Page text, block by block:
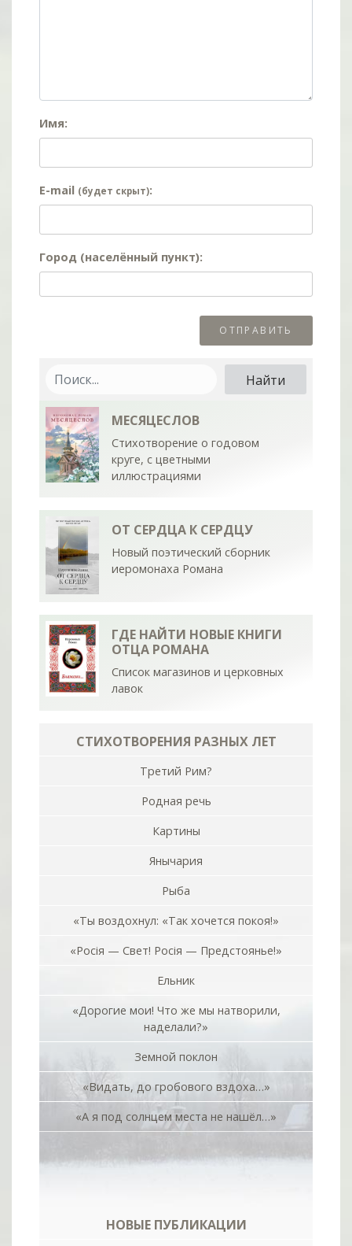
Имя:
E-mail (будет скрыт):
Город (населённый пункт):
МЕСЯЦЕСЛОВ
Стихотворение о годовом
круге, с цветными
иллюстрациями
ОТ СЕРДЦА К СЕРДЦУ
Новый поэтический сборник
иеромонаха Романа
ГДЕ НАЙТИ НОВЫЕ КНИГИ
ОТЦА РОМАНА
Список магазинов и церковных
лавок
СТИХОТВОРЕНИЯ РАЗНЫХ ЛЕТ
Третий Рим?
Родная речь
Картины
Янычария
Рыба
«Ты воздохнул: «Так хочется покоя!»
«Росiя — Свет! Росiя — Предстоянье!»
Ельник
«Дорогие мои! Что же мы натворили,
наделали?»
Земной поклон
«Видать, до гробового вздоха…»
«А я под солнцем места не нашёл…»
НОВЫЕ ПУБЛИКАЦИИ